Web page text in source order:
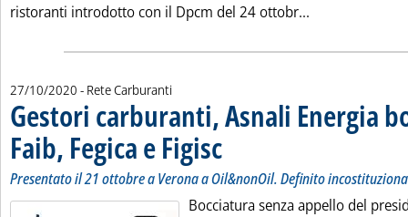
ristoranti introdotto con il Dpcm del 24 ottobr...
27/10/2020 - Rete Carburanti
Gestori carburanti, Asnali Energia
Faib, Fegica e Figisc . Sottotitolo: Presentato il 21 ottobre a
. Pubblicata martedì 27 ottobre 2020 alle
Presentato il 21 ottobre a Verona a Oil&nonOil. Definito
Bocciatura senza appello del